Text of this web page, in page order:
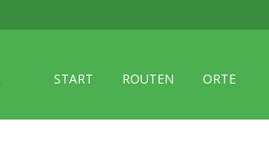
START ROUTEN
ORTE